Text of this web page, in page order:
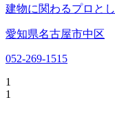
建物に関わるプロと
愛知県名古屋市中区
052-269-1515
1
1